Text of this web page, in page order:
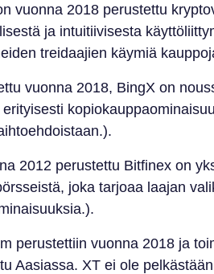
vuonna 2018 perustettu
ja intuitiivisesta
treidaajien käymiä
vuonna 2018, BingX on
2012 perustettu Bitfinex on
joka tarjoaa laajan
perustettiin vuonna 2018 ja
Aasiassa. XT ei ole